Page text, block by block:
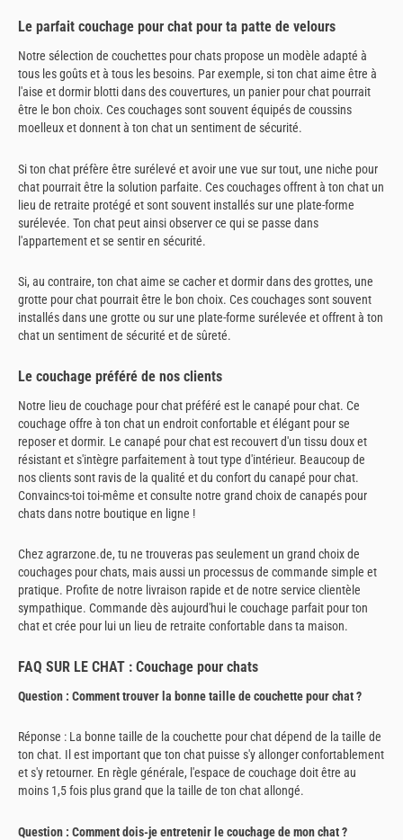
Le parfait couchage pour chat pour ta patte de velours
Notre sélection de couchettes pour chats propose un modèle adapté à
tous les goûts et à tous les besoins. Par exemple, si ton chat aime être à
l'aise et dormir blotti dans des couvertures, un panier pour chat pourrait
être le bon choix. Ces couchages sont souvent équipés de coussins
moelleux et donnent à ton chat un sentiment de sécurité.
Si ton chat préfère être surélevé et avoir une vue sur tout, une niche pour
chat pourrait être la solution parfaite. Ces couchages offrent à ton chat un
lieu de retraite protégé et sont souvent installés sur une plate-forme
surélevée. Ton chat peut ainsi observer ce qui se passe dans
l'appartement et se sentir en sécurité.
Si, au contraire, ton chat aime se cacher et dormir dans des grottes, une
grotte pour chat pourrait être le bon choix. Ces couchages sont souvent
installés dans une grotte ou sur une plate-forme surélevée et offrent à ton
chat un sentiment de sécurité et de sûreté.
Le couchage préféré de nos clients
Notre lieu de couchage pour chat préféré est le canapé pour chat. Ce
couchage offre à ton chat un endroit confortable et élégant pour se
reposer et dormir. Le canapé pour chat est recouvert d'un tissu doux et
résistant et s'intègre parfaitement à tout type d'intérieur. Beaucoup de
nos clients sont ravis de la qualité et du confort du canapé pour chat.
Convaincs-toi toi-même et consulte notre grand choix de canapés pour
chats dans notre boutique en ligne !
Chez agrarzone.de, tu ne trouveras pas seulement un grand choix de
couchages pour chats, mais aussi un processus de commande simple et
pratique. Profite de notre livraison rapide et de notre service clientèle
sympathique. Commande dès aujourd'hui le couchage parfait pour ton
chat et crée pour lui un lieu de retraite confortable dans ta maison.
FAQ SUR LE CHAT : Couchage pour chats
Question : Comment trouver la bonne taille de couchette pour chat ?
Réponse : La bonne taille de la couchette pour chat dépend de la taille de
ton chat. Il est important que ton chat puisse s'y allonger confortablement
et s'y retourner. En règle générale, l'espace de couchage doit être au
moins 1,5 fois plus grand que la taille de ton chat allongé.
Question : Comment dois-je entretenir le couchage de mon chat ?